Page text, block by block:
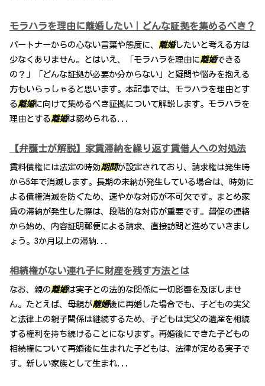
モラハラを理由に離婚したい｜どんな証拠を集めるべき？
パートナーからの心ない言葉や態度に、 離婚したいと考える方は
少なくありません。とはいえ、「モラハラを理由に離婚できる
の？」「どんな証拠が必要か分からない」と疑問や悩みを抱える
方もいらっしゃると思います。本記事では、モラハラを理由とす
る離婚に向けて集めるべき証拠について解説します。モラハラを
理由とする離婚は認められる...
【弁護士が解説】家賃滞納を繰り返す賃借人への対処法
賃料債権には法定の時効期間が設定されており、請求権は発生時
から5年で消滅します。長期の未納が発生している場合は、時効に
よる債権消滅を防ぐため、速やかな対応が不可欠です。まとめ家
賃の滞納が発生した際は、段階的な対応が重要です。督促の連絡
から始め、内容証明郵便による請求、直接訪問と進めていきまし
ょう。3か月以上の滞納...
相続権がない連れ子に財産を残す方法とは
なお、親の離婚は実子との法的な関係に一切影響を及ぼしませ
ん。たとえば、母親が離婚後に再婚した場合でも、子どもの実父
と法律上の親子関係は継続するため、子どもは実父の遺産を相続
する権利を持ち続けることになります。再婚後にできた子どもの
相続権について再婚後に生まれた子どもは、法律が定める実子で
す。新しい家族として生まれ...